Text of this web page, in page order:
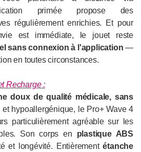
primée propose des
régulièrement enrichies. Et pour
est immédiate, le jouet reste
sans connexion à l'application —
en toutes circonstances.
Recharge :
doux de qualité médicale, sans
et hypoallergénique, le Pro+ Wave 4
particulièrement agréable sur les
Son corps en plastique ABS
et longévité. Entièrementétanche